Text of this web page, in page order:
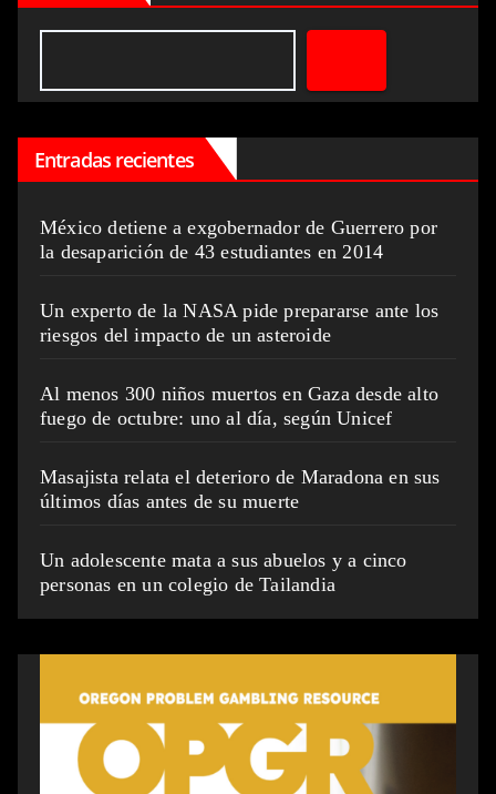
Entradas recientes
México detiene a exgobernador de Guerrero por
la desaparición de 43 estudiantes en 2014
Un experto de la NASA pide prepararse ante los
riesgos del impacto de un asteroide
Al menos 300 niños muertos en Gaza desde alto
fuego de octubre: uno al día, según Unicef
Masajista relata el deterioro de Maradona en sus
últimos días antes de su muerte
Un adolescente mata a sus abuelos y a cinco
personas en un colegio de Tailandia